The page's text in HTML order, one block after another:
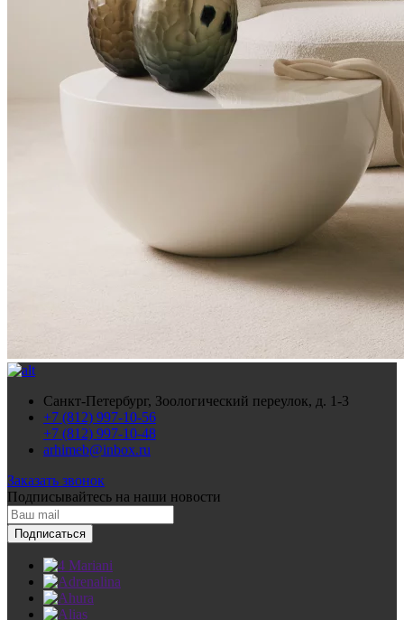
Санкт-Петербург, Зоологический переулок, д. 1-3
+7 (812) 997-10-56
+7 (812) 997-10-48
arhimeb@inbox.ru
Заказать звонок
Подписывайтесь на наши новости